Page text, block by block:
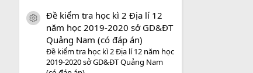
icon tài liệu
Đề kiểm tra học kì 2 Địa lí 12
năm học 2019-2020 sở GD&ĐT
Quảng Nam (có đáp án)
Đề kiểm tra học kì 2 Địa lí 12 năm học
2019-2020 sở GD&ĐT Quảng Nam